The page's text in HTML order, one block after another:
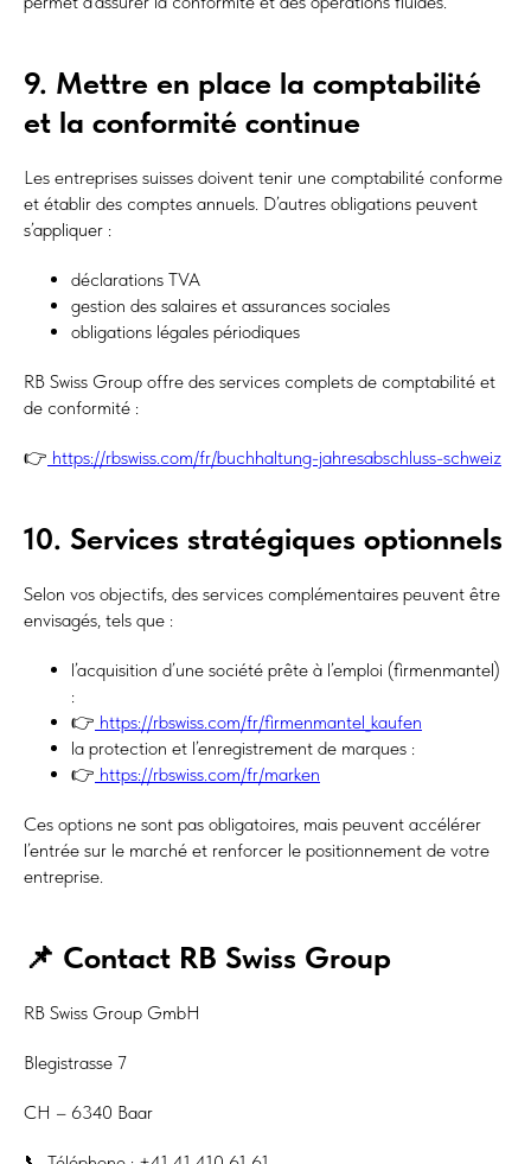
9. Mettre en place la comptabilité
et la conformité continue
Les entreprises suisses doivent tenir une comptabilité conforme
et établir des comptes annuels. D’autres obligations peuvent
s’appliquer :
déclarations TVA
gestion des salaires et assurances sociales
obligations légales périodiques
RB Swiss Group offre des services complets de comptabilité et
de conformité :
👉 https://rbswiss.com/fr/buchhaltung-jahresabschluss-schweiz
10. Services stratégiques optionnels
Selon vos objectifs, des services complémentaires peuvent être
envisagés, tels que :
l’acquisition d’une société prête à l’emploi (firmenmantel)
:
👉 https://rbswiss.com/fr/firmenmantel_kaufen
la protection et l’enregistrement de marques :
👉 https://rbswiss.com/fr/marken
Ces options ne sont pas obligatoires, mais peuvent accélérer
l’entrée sur le marché et renforcer le positionnement de votre
entreprise.
📌 Contact RB Swiss Group
RB Swiss Group GmbH
Blegistrasse 7
CH – 6340 Baar